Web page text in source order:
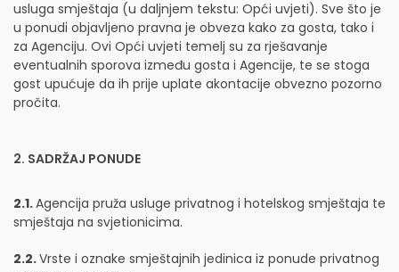
usluga smještaja (u daljnjem tekstu: Opći uvjeti). Sve što je
u ponudi objavljeno pravna je obveza kako za gosta, tako i
za Agenciju. Ovi Opći uvjeti temelj su za rješavanje
eventualnih sporova između gosta i Agencije, te se stoga
gost upućuje da ih prije uplate akontacije obvezno pozorno
pročita.
2. SADRŽAJ PONUDE
2.1.Agencija pruža usluge privatnog i hotelskog smještaja te
smještaja na svjetionicima.
2.2.Vrste i oznake smještajnih jedinica iz ponude privatnog